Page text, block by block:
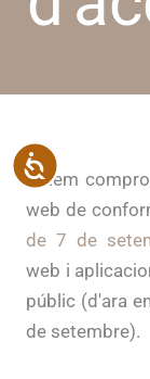
Estem
web de
de 7 de
web i
públic (d'ara
de setembre).